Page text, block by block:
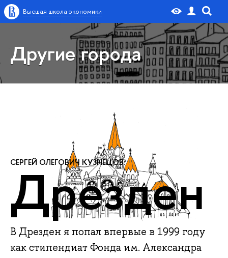
Высшая школа экономики
Другие города
СЕРГЕЙ ОЛЕГОВИЧ КУЗНЕЦОВ:
Дрезден
В Дрезден я попал впервые в 1999 году
как стипендиат Фонда им. Александра